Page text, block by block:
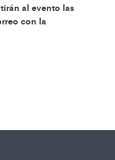
al evento las
con la